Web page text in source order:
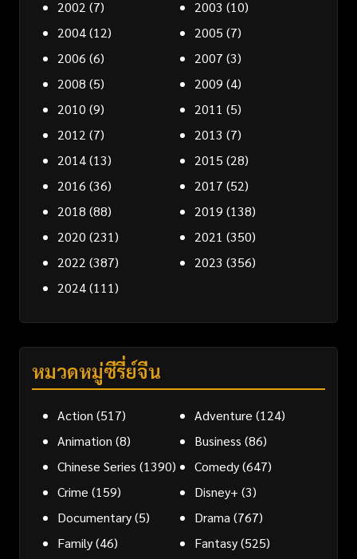
2002 (7) 2003 (10)
2004(12) 2005 (7)
2006 (6) 2007 (3)
2008 (5) 2009 (4)
2010 (9) 2011 (5)
2012 (7) 2013 (7)
2014(13) 2015 (28)
2016 (36) 2017 (52)
2018 (88) 2019 (138)
2020 (231) 2021 (350)
2022 (387) 2023 (356)
2024(111)
หมวดหมู่ซีรี่ย์จีน
Action (517) Adventure (124)
Animation (8) Business (86)
Chinese Series (1390) Comedy(647)
Crime (159) Disney+ (3)
Documentary(5) Drama(767)
Family(46) Fantasy(525)